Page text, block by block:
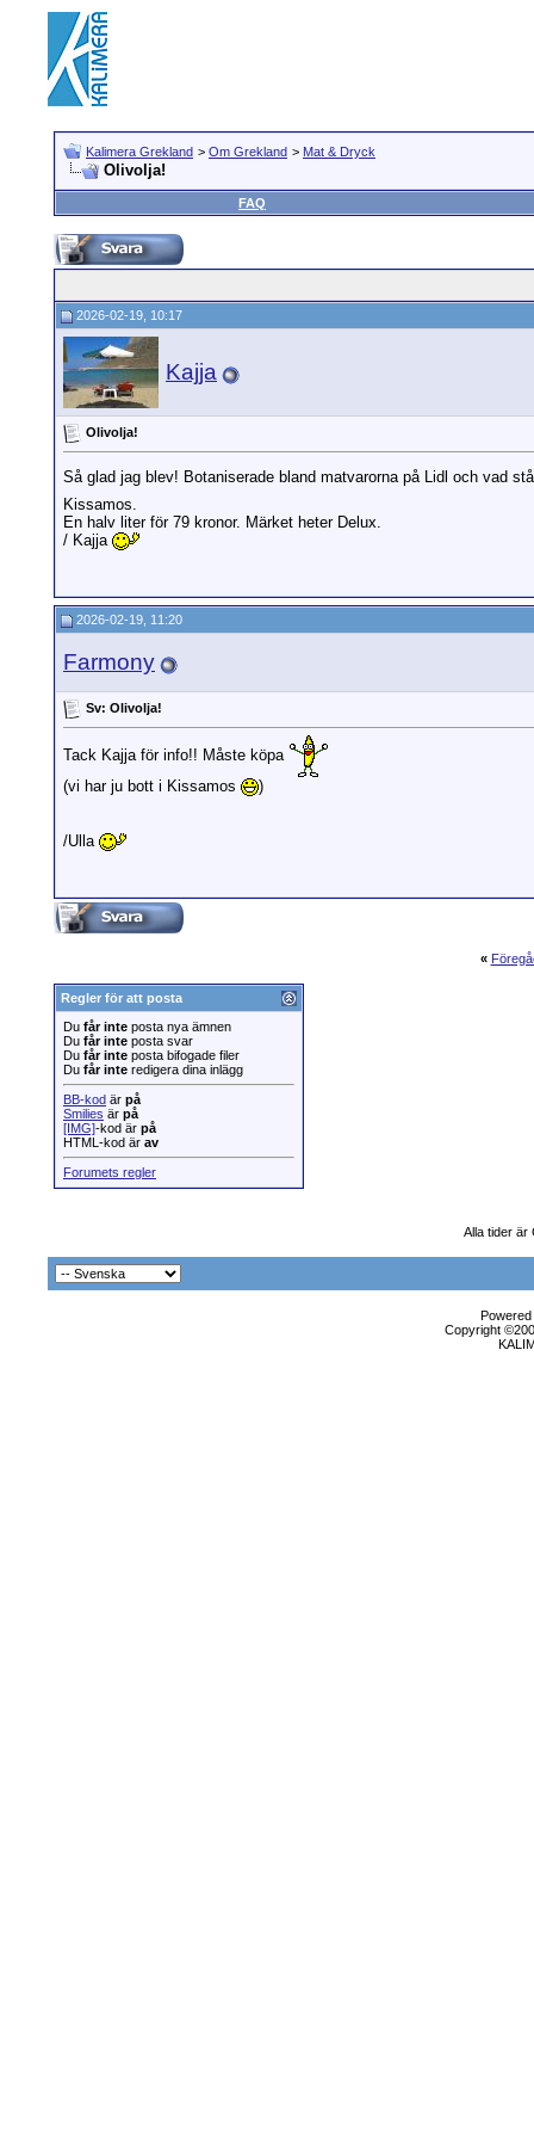
Kalimera Grekland > Om Grekland > Mat & Dryck
Olivolja!
FAQ
2026-02-19, 10:17
Kajja
Olivolja!
Så glad jag blev! Botaniserade bland matvarorna på Lidl och vad
Kissamos.
En halv liter för 79 kronor. Märket heter Delux.
/ Kajja
2026-02-19, 11:20
Farmony
Sv: Olivolja!
Tack Kajja för info!! Måste köpa
(vi har ju bott i Kissamos
)
/Ulla
«
Regler för att posta
Du får inte posta nya ämnen
Du får inte posta svar
Du får inte posta bifogade filer
Du får inte redigera dina inlägg
BB-kod är på
Smilies är på
[IMG]-kod är på
HTML-kod är av
Forumets regler
Alla tider är
Copyright